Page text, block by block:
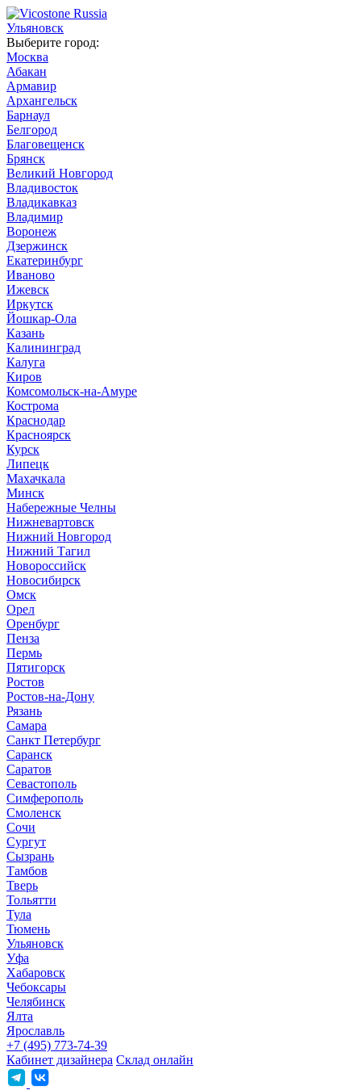
Ульяновск
Выберите город:
Москва
Абакан
Армавир
Архангельск
Барнаул
Белгород
Благовещенск
Брянск
Великий Новгород
Владивосток
Владикавказ
Владимир
Воронеж
Дзержинск
Екатеринбург
Иваново
Ижевск
Иркутск
Йошкар-Ола
Казань
Калининград
Калуга
Киров
Комсомольск-на-Амуре
Кострома
Краснодар
Красноярск
Курск
Липецк
Махачкала
Минск
Набережные Челны
Нижневартовск
Нижний Новгород
Нижний Тагил
Новороссийск
Новосибирск
Омск
Орел
Оренбург
Пенза
Пермь
Пятигорск
Ростов
Ростов-на-Дону
Рязань
Самара
Санкт Петербург
Саранск
Саратов
Севастополь
Симферополь
Смоленск
Сочи
Сургут
Сызрань
Тамбов
Тверь
Тольятти
Тула
Тюмень
Ульяновск
Уфа
Хабаровск
Чебоксары
Челябинск
Ялта
Ярославль
+7 (495) 773-74-39
Кабинет дизайнера Склад онлайн